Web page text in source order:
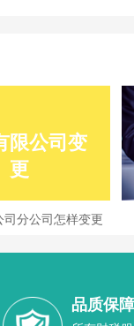
限公司变
更
司分公司怎样变更
品质保障